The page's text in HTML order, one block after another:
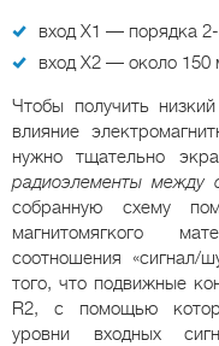
вход Х1 — порядка
вход Х2 — около 150
Чтобы получить
влияние
нужно тщательно
радиоэлементы между
собранную схему
магнитомягкого
соотношения «сигнал/
того, что подвижные
R2, с помощью
уровни входных